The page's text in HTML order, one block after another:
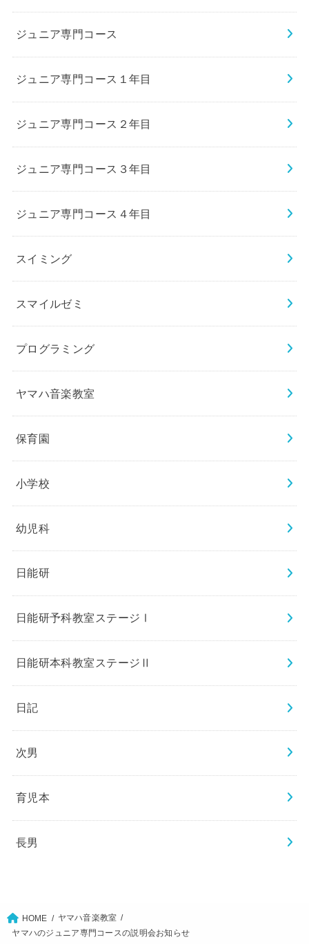
ジュニア専門コース
ジュニア専門コース１年目
ジュニア専門コース２年目
ジュニア専門コース３年目
ジュニア専門コース４年目
スイミング
スマイルゼミ
プログラミング
ヤマハ音楽教室
保育園
小学校
幼児科
日能研
日能研予科教室ステージⅠ
日能研本科教室ステージⅡ
日記
次男
育児本
長男
HOME
ヤマハ音楽教室
ヤマハのジュニア専門コースの説明会お知らせ